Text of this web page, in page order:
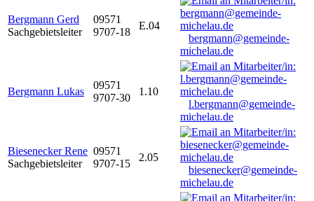
Bergmann Gerd
Sachgebietsleiter
09571
9707-18
E.04
bergmann@gemeinde-
michelau.de
Bergmann Lukas
09571
9707-30
1.10
l.bergmann@gemeinde-
michelau.de
Biesenecker Rene
Sachgebietsleiter
09571
9707-15
2.05
biesenecker@gemeinde-
michelau.de